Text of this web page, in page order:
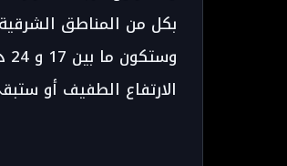
بكل من المناطق الشرقية
الارتفاع الطفيف أو